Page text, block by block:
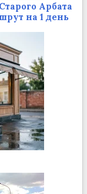
Арбата
на 1 день